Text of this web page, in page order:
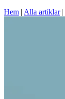
Hem | Alla artiklar|